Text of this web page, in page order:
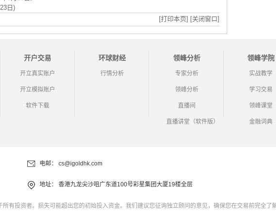
日)
[打印本页] [关闭窗口]
开户交易
开立真实账户
开立模拟账户
软件下载
环球财经
行情分析
领峰分析
专家分析
领峰分析
直播间
直播讲堂（软件版）
领峰学院
实战教学
学习交易
领峰课堂
金融词典
电邮： cs@igoldhk.com
地址： 香港九龙尖沙咀广东道100号彩星集团大厦19楼全层
有投资者。损失可能超出您的初始投入资金。我们建议您征询独立顾问的意见，确保您在交易前完全了